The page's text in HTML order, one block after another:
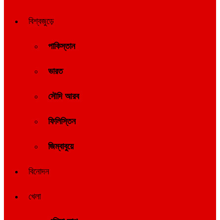
বিশ্বজুড়ে
পাকিস্তান
ভারত
সৌদি আরব
ফিলিস্তিন
জিম্বাবুয়ে
বিনোদন
খেলা